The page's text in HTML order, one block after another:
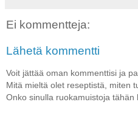
Ei kommentteja:
Lähetä kommentti
Voit jättää oman kommenttisi ja
Mitä mieltä olet reseptistä, miten
Onko sinulla ruokamuistoja tähän